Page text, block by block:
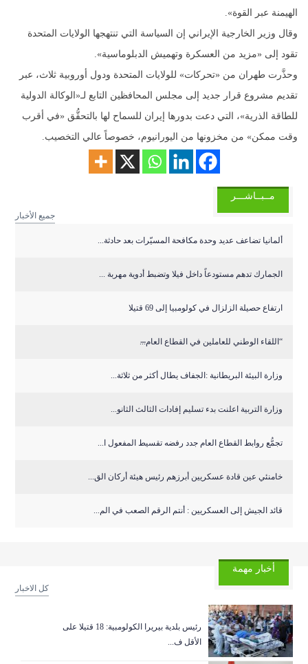
الهيمنة عبر القوة».
وقال وزير الخارجية الإيراني إن السياسة التي تنتهجها الولايات المتحدة
تقود إلى «مزيد من العسكرة وتهميش الدبلوماسية».
وحذَّرت طهران من «تحركات» للولايات المتحدة ودول أوروبية ثلاث، عبر
تقديم مشروع قرار جديد إلى مجلس المحافظين التابع لـ«الوكالة الدولية
للطاقة الذرية»، التي دعت بدورها إيران للسماح لها بالتحقُّق «في أقرب
وقت ممكن» من مخزونها من اليورانيوم، خصوصاً عالي التخصيب.
مــبــاشـــر
جميع الأخبار
ألمانيا تضاعف عديد وحدة مكافحة المسيّرات بعد حادثة...
الجمارك تدهم مستودعاً داخل فيلا وتضبط أدوية مهربة ...
ارتفاع حصيلة الزلزال في كولومبيا إلى 69 قتيلا
“اللقاء الوطني للعاملين في القطاع العام̶...
وزارة البيئة البريطانية :الجفاف يطال أكثر من ثلاثة...
وزارة التربية اعلنت بدء تسليم إفادات الثالث الثانو...
تجمُّع روابط القطاع العام جدد رفضه تقسيط المفعول ا...
خامنئي عين قادة عسكريين أبرزهم رئيس هيئة أركان الق...
قائد الجيش إلى العسكريين : أنتم الرقم الصعب في الم...
أخبار مهمة
كل الاخبار
رئيس بلدية بيريرا الكولومبية: 18 قتيلا على
الأقل ف...